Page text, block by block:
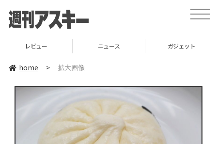
toggle
レビュー ニュース ガジェット
home > 拡大画像